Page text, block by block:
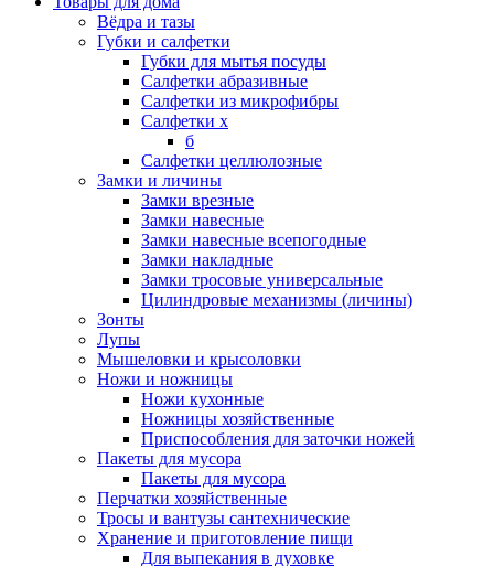
Вёдра и тазы
Губки и салфетки
Губки для мытья посуды
Салфетки абразивные
Салфетки из микрофибры
Салфетки х
б
Салфетки целлюлозные
Замки и личины
Замки врезные
Замки навесные
Замки навесные всепогодные
Замки накладные
Замки тросовые универсальные
Цилиндровые механизмы (личины)
Зонты
Лупы
Мышеловки и крысоловки
Ножи и ножницы
Ножи кухонные
Ножницы хозяйственные
Приспособления для заточки ножей
Пакеты для мусора
Пакеты для мусора
Перчатки хозяйственные
Тросы и вантузы сантехнические
Хранение и приготовление пищи
Для выпекания в духовке